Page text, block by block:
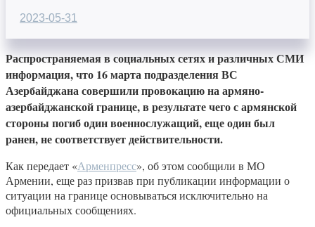
2023-05-31
Распространяемая в социальных сетях и различных СМИ
информация, что 16 марта подразделения ВС
Азербайджана совершили провокацию на армяно-
азербайджанской границе, в результате чего с армянской
стороны погиб один военнослужащий, еще один был
ранен, не соответствует действительности.
Как передает «Арменпресс», об этом сообщили в МО
Армении, еще раз призвав при публикации информации о
ситуации на границе основываться исключительно на
официальных сообщениях.